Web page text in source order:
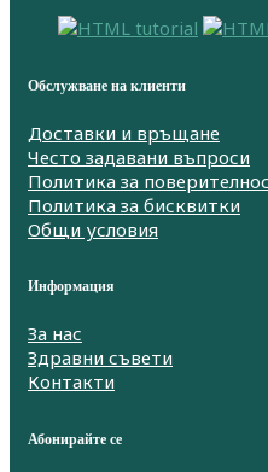
Обслужване на клиенти
Доставки и връщане
Често задавани въпроси
Политика за
Политика за бисквитки
Общи условия
Информация
За нас
Здравни съвети
Контакти
Абонирайте се